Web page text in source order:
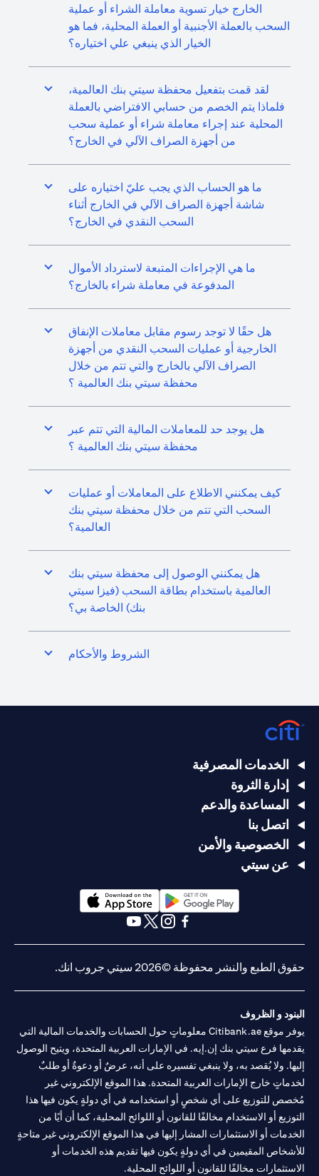
الخارج خيار تسوية معاملة الشراء أو عملية
السحب بالعملة الأجنبية أو العملة المحلية، فما هو
الخيار الذي ينبغي علي اختياره؟
لقد قمت بتفعيل محفظة سيتي بنك العالمية،
فلماذا يتم الخصم من حسابي الافتراضي بالعملة
المحلية عند إجراء معاملة شراء أو عملية سحب
من أجهزة الصراف الآلي في الخارج؟
ما هو الحساب الذي يجب عليّ اختياره على
شاشة أجهزة الصراف الآلي في الخارج أثناء
السحب النقدي في الخارج؟
ما هي الإجراءات المتبعة لاسترداد الأموال
المدفوعة في معاملة شراء بالخارج؟
هل حقًا لا توجد رسوم مقابل معاملات الإنفاق
الخارجية أو عمليات السحب النقدي من أجهزة
الصراف الآلي بالخارج والتي تتم من خلال
محفظة سيتي بنك العالمية ؟
هل يوجد حد للمعاملات المالية التي تتم عبر
محفظة سيتي بنك العالمية ؟
كيف يمكنني الاطلاع على المعاملات أو عمليات
السحب التي تتم من خلال محفظة سيتي بنك
العالمية؟
هل يمكنني الوصول إلى محفظة سيتي بنك
العالمية باستخدام بطاقة السحب (فيزا سيتي
بنك) الخاصة بي؟
الشروط والأحكام
الخدمات المصرفية
إدارة الثروة
المساعدة والدعم
اتصل بنا
الخصوصية والأمن
عن سيتي
(opens in a new tab)
حقوق الطبع والنشر محفوظة ©2026 سيتي جروب انك.
البنود و الظروف
يوفر موقع Citibank.ae معلوماتٍ حول الحسابات والخدمات المالية التي
يقدمها فرع سيتي بنك إن.إيه. في الإمارات العربية المتحدة، ويتيح الوصول
إليها. ولا يُقصد به، ولا ينبغي تفسيره على أنه، عرضٌ أو دعوةٌ أو طلبٌ
لخدماتٍ خارج الإمارات العربية المتحدة. هذا الموقع الإلكتروني غير
مُخصص للتوزيع على أي شخصٍ أو استخدامه في أي دولةٍ يكون فيها هذا
التوزيع أو الاستخدام مخالفًا للقانون أو اللوائح المحلية، كما أن أيًا من
الخدمات أو الاستثمارات المشار إليها في هذا الموقع الإلكتروني غير متاحةٍ
للأشخاص المقيمين في أي دولةٍ يكون فيها تقديم هذه الخدمات أو
الاستثمارات مخالفًا للقانون أو اللوائح المحلية.